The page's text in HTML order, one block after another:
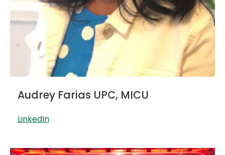
Audrey Farias UPC, MICU
LinkedIn